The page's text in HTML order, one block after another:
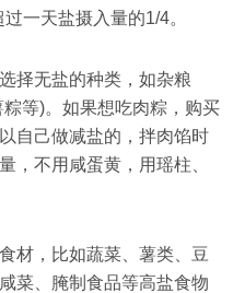
一天盐摄入量的1/4。
择无盐的种类，如杂粮
等)。如果想吃肉粽，购买
自己做减盐的，拌肉馅时
，不用咸蛋黄，用瑶柱、
材，比如蔬菜、薯类、豆
菜、腌制食品等高盐食物